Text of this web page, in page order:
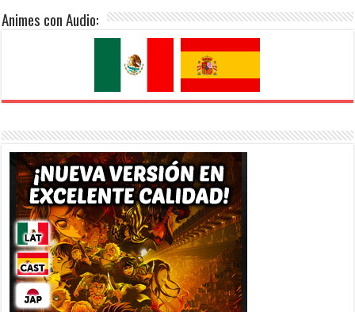
Animes con Audio: